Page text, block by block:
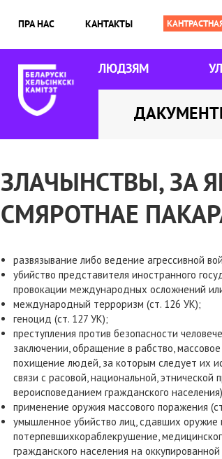
ПРА НАС КАНТАКТЫ
ЛЮДЗЯМ
ЗЛАЧЫНСТВЫ, ЗА
СМЯРОТНАЕ
развязывание либо ведение агрессивной
убийство представителя иностранного
провокации международных осложнений
международный терроризм (ст. 126 УК);
геноцид (ст. 127 УК);
преступления против безопасности
заключении, обращение в рабство,
похищение людей, за которым следует их
связи с расовой, национальной,
вероисповеданием гражданского
применение оружия массового поражения
умышленное убийство лиц, сдавших
потерпевшихкораблекрушение,
гражданского населения на